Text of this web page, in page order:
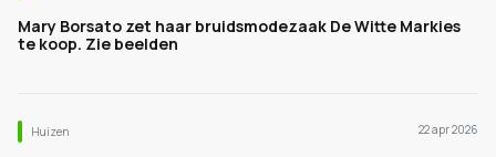
Mary Borsato zet haar bruidsmodezaak De Witte Markies
te koop. Zie beelden
Huizen 22 apr 2026